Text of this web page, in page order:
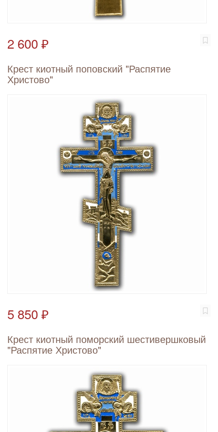
2 600 ₽
Крест киотный поповский "Распятие
Христово"
5 850 ₽
Крест киотный поморский шестивершковый
"Распятие Христово"